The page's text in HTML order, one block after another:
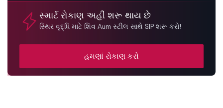
સ્માર્ટ રોકાણ અહીં શરૂ થાય છે
સ્થિર વૃદ્ધિ માટે શિવ Aum સ્ટીલ સાથે SIP શરૂ કરો!
હમણાં રોકાણ કરો